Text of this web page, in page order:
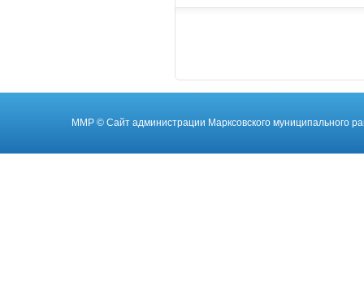
ММР © Cайт администрации Марксовского муниципального